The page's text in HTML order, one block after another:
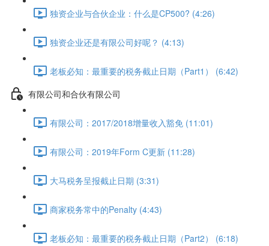
独资企业与合伙企业：什么是CP500? (4:26)
独资企业还是有限公司好呢？ (4:13)
老板必知：最重要的税务截止日期（Part1） (6:42)
有限公司和合伙有限公司
有限公司：2017/2018增量收入豁免 (11:01)
有限公司：2019年Form C更新 (11:28)
大马税务呈报截止日期 (3:31)
商家税务常中的Penalty (4:43)
老板必知：最重要的税务截止日期（Part2） (6:18)